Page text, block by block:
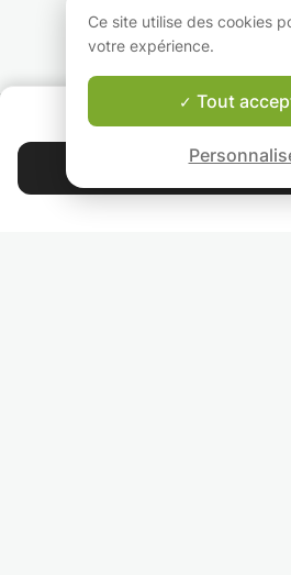
patiente envers mes
Garantie Le-
Contacter
4.9 44
Ce site utilise des cookies
votre expérience.
Tout